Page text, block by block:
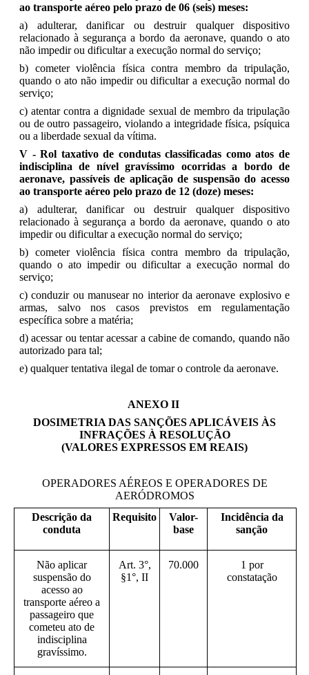
ao transporte aéreo pelo prazo de 06 (seis) meses:
a) adulterar, danificar ou destruir qualquer dispositivo
relacionado à segurança a bordo da aeronave, quando o ato
não impedir ou dificultar a execução normal do serviço;
b) cometer violência física contra membro da tripulação,
quando o ato não impedir ou dificultar a execução normal do
serviço;
c) atentar contra a dignidade sexual de membro da tripulação
ou de outro passageiro, violando a integridade física, psíquica
ou a liberdade sexual da vítima.
V - Rol taxativo de condutas classificadas como atos de
indisciplina de nível gravíssimo ocorridas a bordo de
aeronave, passíveis de aplicação de suspensão do acesso
ao transporte aéreo pelo prazo de 12 (doze) meses:
a) adulterar, danificar ou destruir qualquer dispositivo
relacionado à segurança a bordo da aeronave, quando o ato
impedir ou dificultar a execução normal do serviço;
b) cometer violência física contra membro da tripulação,
quando o ato impedir ou dificultar a execução normal do
serviço;
c) conduzir ou manusear no interior da aeronave explosivo e
armas, salvo nos casos previstos em regulamentação
específica sobre a matéria;
d) acessar ou tentar acessar a cabine de comando, quando não
autorizado para tal;
e) qualquer tentativa ilegal de tomar o controle da aeronave.
ANEXO II
DOSIMETRIA DAS SANÇÕES APLICÁVEIS ÀS
INFRAÇÕES À RESOLUÇÃO
(VALORES EXPRESSOS EM REAIS)
OPERADORES AÉREOS E OPERADORES DE
AERÓDROMOS
Descrição da
conduta
Requisito
Valor-
base
Incidência da
sanção
Não aplicar
suspensão do
acesso ao
transporte aéreo a
passageiro que
cometeu ato de
indisciplina
gravíssimo.
Art. 3°,
§1°, II
70.000
1 por
constatação